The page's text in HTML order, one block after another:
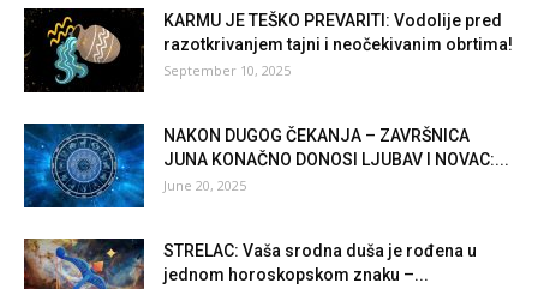
KARMU JE TEŠKO PREVARITI: Vodolije pred
razotkrivanjem tajni i neočekivanim obrtima!
September 10, 2025
NAKON DUGOG ČEKANJA – ZAVRŠNICA
JUNA KONAČNO DONOSI LJUBAV I NOVAC:...
June 20, 2025
STRELAC: Vaša srodna duša je rođena u
jednom horoskopskom znaku –...